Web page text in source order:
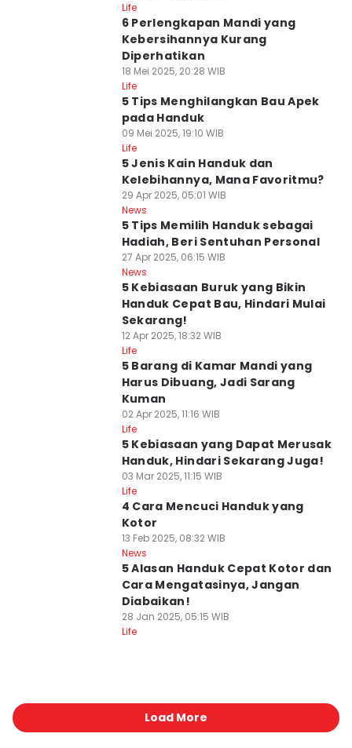
Life
6 Perlengkapan Mandi yang
Kebersihannya Kurang
Diperhatikan
18 Mei 2025, 20:28 WIB
Life
5 Tips Menghilangkan Bau Apek
pada Handuk
09 Mei 2025, 19:10 WIB
Life
5 Jenis Kain Handuk dan
Kelebihannya, Mana Favoritmu?
29 Apr 2025, 05:01 WIB
News
5 Tips Memilih Handuk sebagai
Hadiah, Beri Sentuhan Personal
27 Apr 2025, 06:15 WIB
News
5 Kebiasaan Buruk yang Bikin
Handuk Cepat Bau, Hindari Mulai
Sekarang!
12 Apr 2025, 18:32 WIB
Life
5 Barang di Kamar Mandi yang
Harus Dibuang, Jadi Sarang
Kuman
02 Apr 2025, 11:16 WIB
Life
5 Kebiasaan yang Dapat Merusak
Handuk, Hindari Sekarang Juga!
03 Mar 2025, 11:15 WIB
Life
4 Cara Mencuci Handuk yang
Kotor
13 Feb 2025, 08:32 WIB
News
5 Alasan Handuk Cepat Kotor dan
Cara Mengatasinya, Jangan
Diabaikan!
28 Jan 2025, 05:15 WIB
Life
Load More